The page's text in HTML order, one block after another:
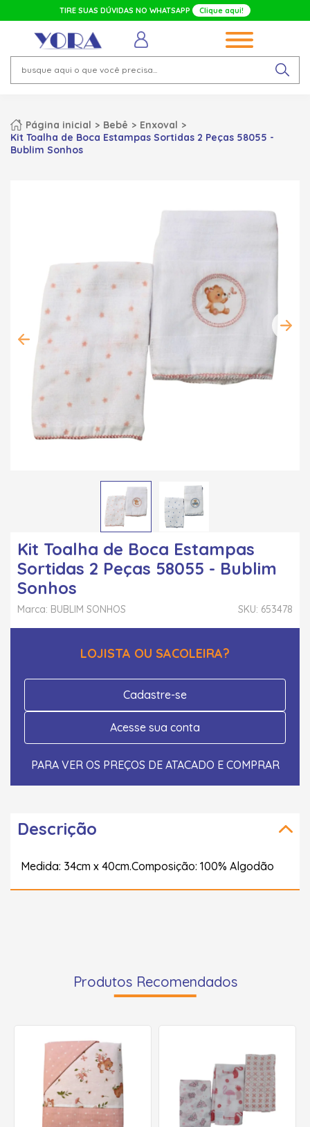
TIRE SUAS DÚVIDAS NO WHATSAPP Clique aqui!
Página inicial Bebê
Enxoval
Kit Toalha de Boca Estampas Sortidas 2 Peças 58055 -
Bublim Sonhos
Kit Toalha de Boca Estampas
Sortidas 2 Peças 58055 - Bublim
Sonhos
SKU: 653478
Marca: BUBLIM SONHOS
LOJISTA OU SACOLEIRA?
Cadastre-se
Acesse sua conta
PARA VER OS PREÇOS DE ATACADO E COMPRAR
Descrição
Medida: 34cm x 40cm.Composição: 100% Algodão
Produtos Recomendados